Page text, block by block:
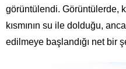
görüntülendi. Görüntülerde,
kısmının su ile dolduğu,
edilmeye başlandığı net bir